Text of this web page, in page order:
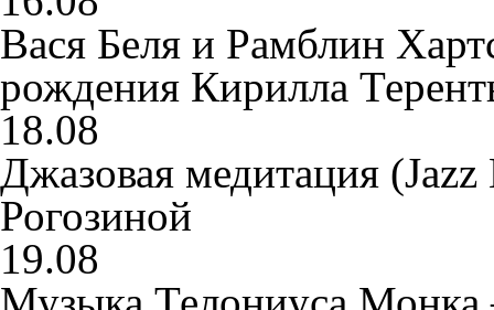
Вася Беля и Рамблин
рождения Кирилла
18.08
Джазовая медитация
Рогозиной
19.08